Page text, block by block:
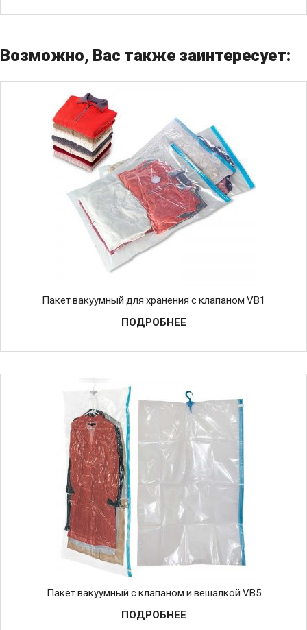
Возможно, Вас также заинтересует:
Пакет вакуумный для хранения с клапаном VB1
ПОДРОБНЕЕ
Пакет вакуумный с клапаном и вешалкой VB5
ПОДРОБНЕЕ